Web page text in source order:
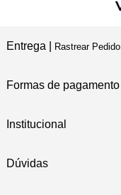
Entrega | Rastrear Pedido
Formas de pagamento
Institucional
Dúvidas